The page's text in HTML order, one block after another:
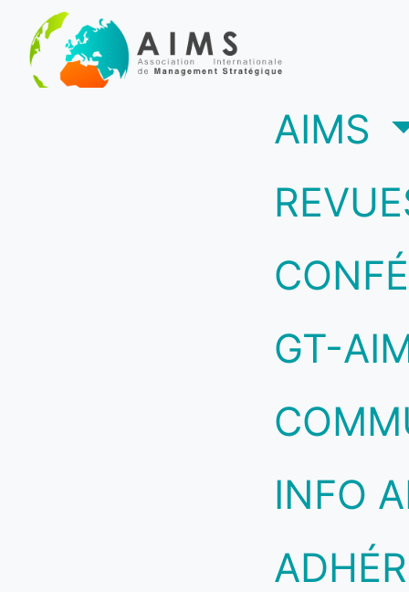
AIMS
GT-
INFO